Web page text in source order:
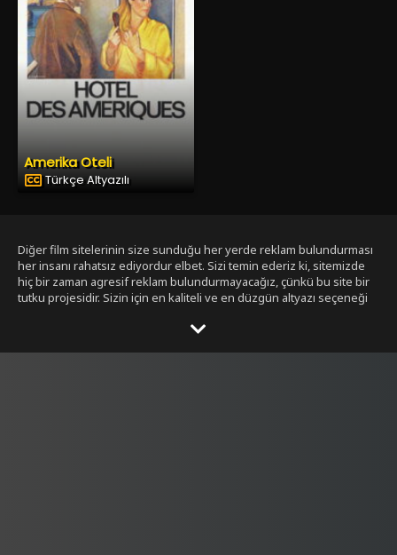
Amerika Oteli
Türkçe Altyazılı
Diğer film sitelerinin size sunduğu her yerde reklam bulundurması
her insanı rahatsız ediyordur elbet. Sizi temin ederiz ki, sitemizde
hiç bir zaman agresif reklam bulundurmayacağız, çünkü bu site bir
tutku projesidir. Sizin için en kaliteli ve en düzgün altyazı seçeneği